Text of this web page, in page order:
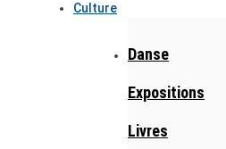
Culture
Danse
Expositions
Livres